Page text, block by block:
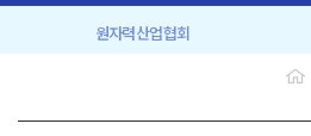
원자력산업협회